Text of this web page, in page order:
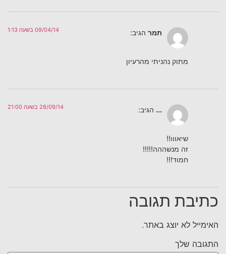
תמר הגיב: 09/04/14 בשעה 1:13
מתוק נהניתי מהרעיון
... הגיב: 28/09/14 בשעה 21:00
שיאווו!!
זה מנשההה!!!!!
חמוד!!!
כתיבת תגובה
האימייל לא יוצג באתר.
התגובה שלך